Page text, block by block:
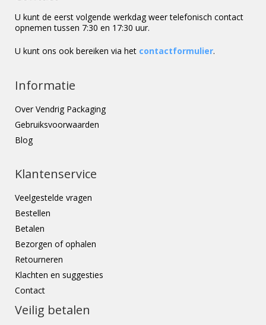
U kunt de eerst volgende werkdag weer telefonisch contact
opnemen tussen 7:30 en 17:30 uur.
U kunt ons ook bereiken via het contactformulier.
Informatie
Over Vendrig Packaging
Gebruiksvoorwaarden
Blog
Klantenservice
Veelgestelde vragen
Bestellen
Betalen
Bezorgen of ophalen
Retourneren
Klachten en suggesties
Contact
Veilig betalen